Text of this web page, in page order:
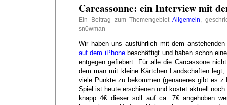
Carcassonne: ein Interview mit
Ein Beitrag zum ThemengebietAllgemein,
sn0wman
Wir haben uns ausführlich mit dem
auf dem iPhonebeschäftigt und haben schon
entgegen gefiebert. Für alle die Carcassone
dem man mit kleine Kärtchen Landschaften
viele Punkte zu bekommen (genaueres gibt es
Spiel ist heute erschienen und kostet aktuell
knapp 4€ dieser soll auf ca. 7€ angehoben